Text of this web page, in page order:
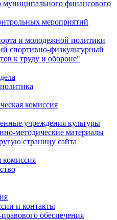
муниципального финансового
мероприятий
и молодежной политики
спортивно-физкультурный
к труду и обороне"
комиссия
учреждения культуры
методические материалы
страницу сайта
комиссия
и контакты
обеспечения